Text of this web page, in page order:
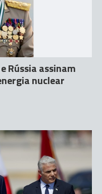
Rússia assinam
nuclear